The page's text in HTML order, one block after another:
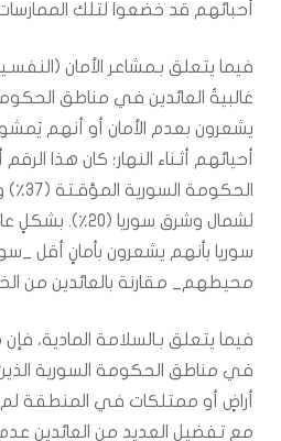
أحبائهم قد خضعوا لتلك
فيما يتعلق بـمشاعر الأمان
يشعرون بعدم الأمان أو أنهم
أحيائهم أثـناء النهار؛ كان هذا
لشمال وشرق سوريا
سوريا بأنهم يشعرون بأمانٍ أقل
محيطهم_ مقارنة بالعائدين من
فيما يتعلق بـالسلامة المادية،
في مناطق الحكومة السورية
أراضٍ أو ممتلكات في المنطقة لم
مع تفضيل العديد من العائدين